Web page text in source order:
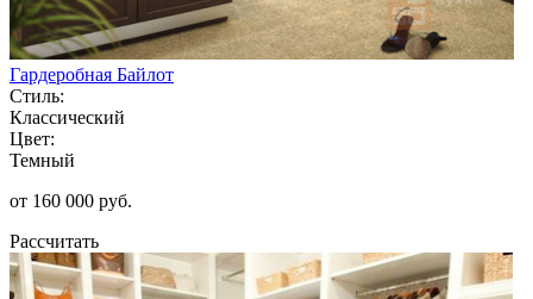
Гардеробная Байлот
Стиль:
Классический
Цвет:
Темный
от 160 000 руб.
Рассчитать